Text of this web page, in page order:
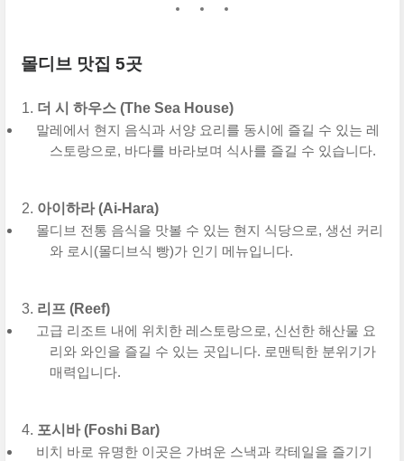
몰디브 맛집 5곳
더 시 하우스 (The Sea House)
말레에서 현지 음식과 서양 요리를 동시에 즐길 수 있는 레
스토랑으로, 바다를 바라보며 식사를 즐길 수 있습니다.
아이하라 (Ai-Hara)
몰디브 전통 음식을 맛볼 수 있는 현지 식당으로, 생선 커리
와 로시(몰디브식 빵)가 인기 메뉴입니다.
리프 (Reef)
고급 리조트 내에 위치한 레스토랑으로, 신선한 해산물 요
리와 와인을 즐길 수 있는 곳입니다. 로맨틱한 분위기가
매력입니다.
포시바 (Foshi Bar)
비치 바로 유명한 이곳은 가벼운 스낵과 칵테일을 즐기기